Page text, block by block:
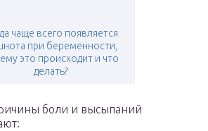
чаще всего появляется
при беременности,
это происходит и что
делать?
боли и высыпаний